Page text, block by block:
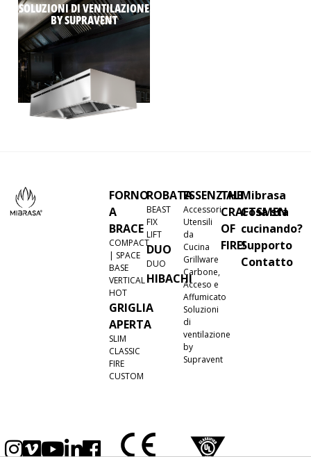
SOLUZIONI DI VENTILAZIONE
BY SUPRAVENT
FORNO
A
BRACE
COMPACT
| SPACE
BASE
VERTICAL
HOT
GRIGLIA
APERTA
SLIM
CLASSIC
FIRE
CUSTOM
ROBATA
BEAST
FIX
LIFT
DUO
DUO
HIBACHI
ESSENZIALI
Accessori
Utensili
da
Cucina
Grillware
Carbone,
Acceso e
Affumicato
Soluzioni
di
ventilazione
by
Supravent
THE
CRAFTSMEN
OF
FIRE!
Mibrasa
Cosa sta
cucinando?
Supporto
Contatto